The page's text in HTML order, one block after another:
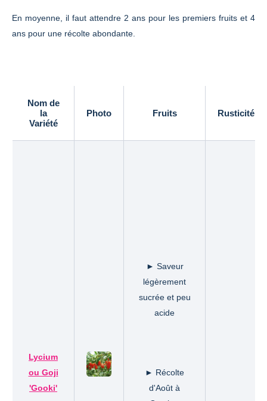
En moyenne, il faut attendre 2 ans pour les premiers fruits et 4
ans pour une récolte abondante.
Nom de
la
Variété
Photo Fruits Rusticité
Lycium
ou Goji
'Gooki'
► Saveur
légèrement
sucrée et peu
acide
► Récolte
d'Août à